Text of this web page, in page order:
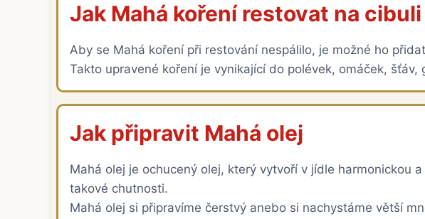
Jak Mahá koření restovat na cibuli
Aby se Mahá koření při restování nespálilo, je možné ho
Takto upravené koření je vynikající do polévek, omáček,
Jak připravit Mahá olej
Mahá olej je ochucený olej, který vytvoří v jídle harmonickou
takové chutnosti.
Mahá olej si připravíme čerstvý anebo si nachystáme větší